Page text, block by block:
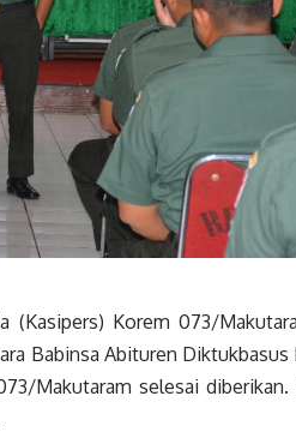
(Kasipers) Korem 073/
Babinsa Abituren
Makutaram selesai